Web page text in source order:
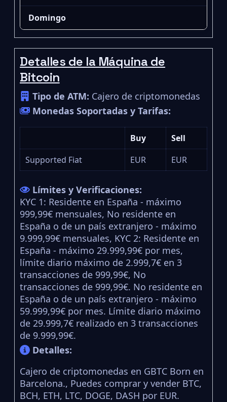
Domingo
Detalles de la Máquina de
Bitcoin
Tipo de ATM: Cajero de criptomonedas
Monedas Soportadas y Tarifas:
Buy
Sell
Supported Fiat
EUR EUR
Límites y Verificaciones:
KYC 1: Residente en España - máximo
999,99€ mensuales, No residente en
España o de un país extranjero - máximo
9.999,99€ mensuales, KYC 2: Residente en
España - máximo 29.999,99€ por mes,
límite diario máximo de 2.999,7€ en 3
transacciones de 999,99€, No
transacciones de 999,99€. No residente en
España o de un país extranjero - máximo
59.999,99€ por mes. Límite diario máximo
de 29.999,7€ realizado en 3 transacciones
de 9.999,99€.
Detalles:
Cajero de criptomonedas en GBTC Born en
Barcelona., Puedes comprar y vender BTC,
BCH, ETH, LTC, DOGE, DASH por EUR.